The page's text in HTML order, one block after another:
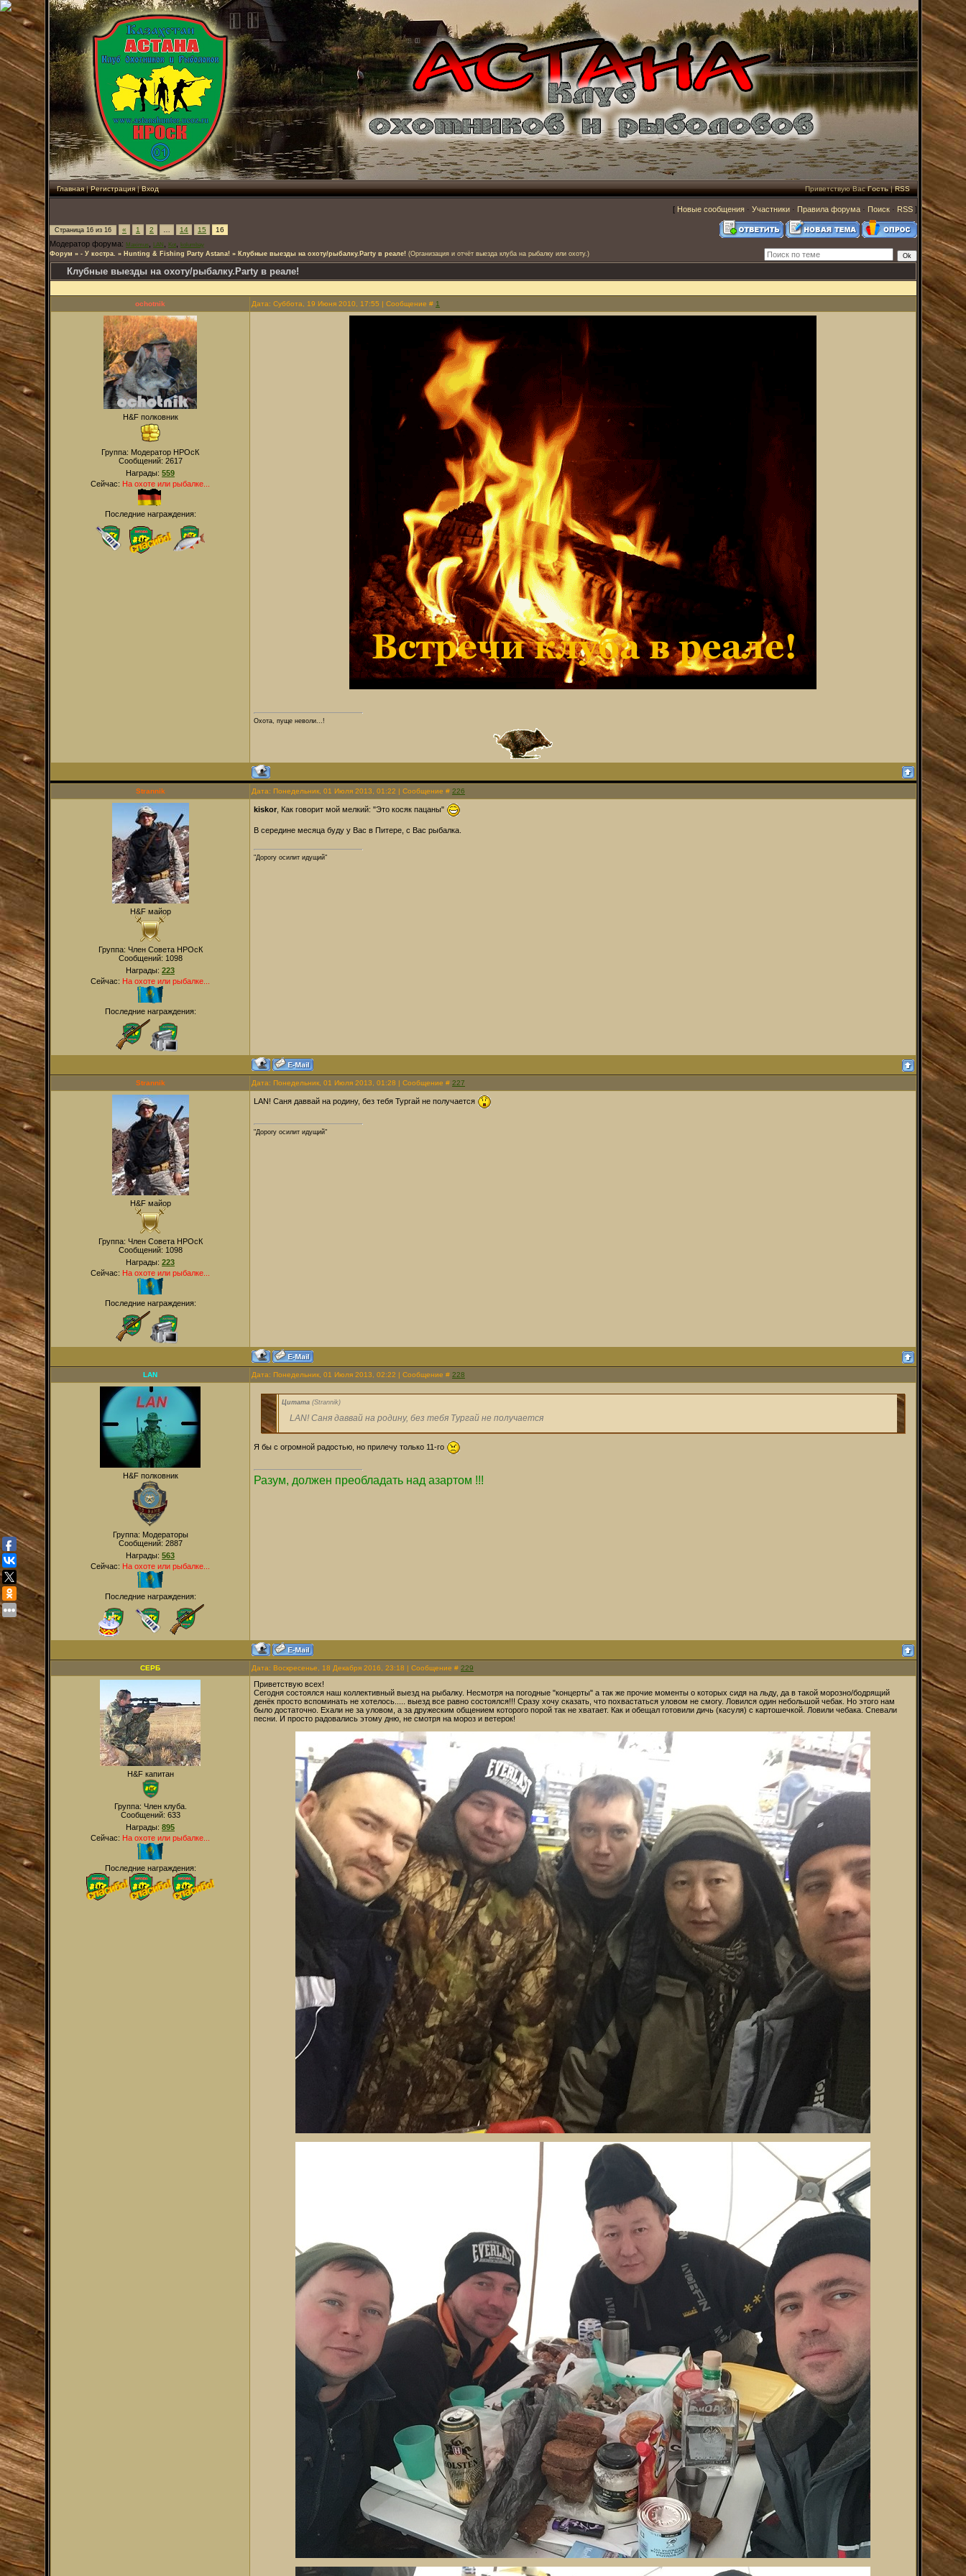
Главная|Регистрация|Вход Приветствую Вас Гость|RSS
[ Новые сообщения · Участники · Правила форума · Поиск · RSS ]
Страница 16 из 16 « 1 2 14 15 16
Модератор форума: Maximus LAN Kot kolumbay
Форум » - У костра. » Hunting & Fishing Party Astana! » Клубные выезды на охоту/рыбалку.Party в реале! (Организация и отчёт выезда клуба на рыбалку или охоту.)
Клубные выезды на охоту/рыбалку.Party в реале!
ochotnik Дата: Суббота, 19 Июня 2010, 17:55 | Сообщение # 1
H&F полковник
Группа: Модератор НРОсК
Сообщений: 2617
Награды: 559
Сейчас: На охоте или рыбалке...
Последние награждения:
Охота, пуще неволи...!
Strannik Дата: Понедельник, 01 Июля 2013, 01:22 | Сообщение # 226
H&F майор
Группа: Член Совета НРОсК
Сообщений: 1098
Награды: 223
Сейчас: На охоте или рыбалке...
Последние награждения:
kiskor , Как говорит мой мелкий: "Это косяк пацаны"
В середине месяца буду у Вас в Питере, с Вас рыбалка.
"Дорогу осилит идущий"
Strannik Дата: Понедельник, 01 Июля 2013, 01:28 | Сообщение # 227
H&F майор
Группа: Член Совета НРОсК
Сообщений: 1098
Награды: 223
Сейчас: На охоте или рыбалке...
Последние награждения:
LAN! Саня даввай на родину, без тебя Тургай не получается
"Дорогу осилит идущий"
LAN Дата: Понедельник, 01 Июля 2013, 02:22 | Сообщение # 228
H&F полковник
Группа: Модераторы
Сообщений: 2887
Награды: 563
Сейчас: На охоте или рыбалке...
Последние награждения:
Цитата (Strannik)
LAN! Саня даввай на родину, без тебя Тургай не получается
Я бы с огромной радостью, но прилечу только 11-го
Разум, должен преобладать над азартом !!!
СЕРБ Дата: Воскресенье, 18 Декабря 2016, 23:18 | Сообщение # 229
H&F капитан
Группа: Член клуба.
Сообщений: 633
Награды: 895
Сейчас: На охоте или рыбалке...
Последние награждения:
Приветствую всех!
Сегодня состоялся наш коллективный выезд на рыбалку. Несмотря на погодные "концерты" а так же прочие моменты о которых сидя на льду, да в такой морозно/бодрящий
денёк просто вспоминать не хотелось..... выезд все равно состоялся!!! Сразу хочу сказать, что похвастаться уловом не смогу. Ловился один небольшой чебак. Но этого нам
было достаточно. Ехали не за уловом, а за дружеским общением которого порой так не хватает. Как и обещал готовили дичь (касуля) с картошечкой. Ловили чебака. Спевали
песни. И просто радовались этому дню, не смотря на мороз и ветерок!